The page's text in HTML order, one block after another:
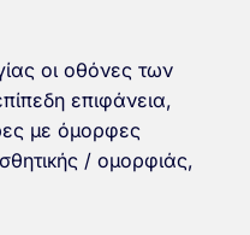
οι οθόνες των
επιφάνεια,
με όμορφες
/ ομορφιάς,